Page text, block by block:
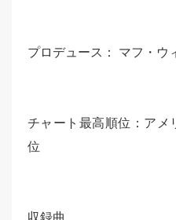
プロデュース： マフ・ウ
チャート最高順位：アメ
位
収録曲